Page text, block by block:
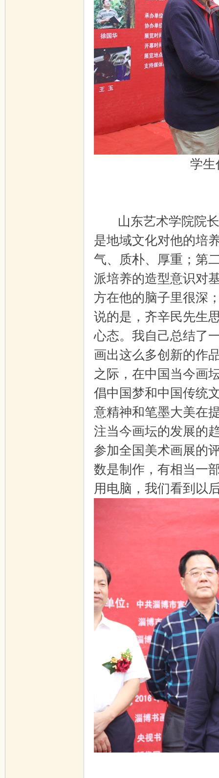
学
山东艺术学院院长
是地域文化对他的培
气、质朴、厚重；第
派培养的造型意识对
方在他的脑子里很深
说的是，齐辛民先生
心态。我自己总结了
画出这么多创新的作
之际，在中国当今画
倡中国梦和中国传统
意精神和笔墨大美在
注当今画坛的发展的
参加全国美术画展的
数是制作，有相当一
用电脑，我们看到以